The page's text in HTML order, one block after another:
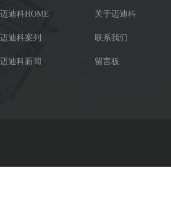
迈迪科HOME
迈迪科案列
迈迪科新闻
关于迈迪科
联系我们
留言板